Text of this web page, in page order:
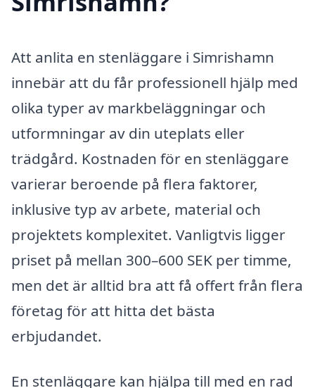
Att anlita en stenläggare i Simrishamn
innebär att du får professionell hjälp med
olika typer av markbeläggningar och
utformningar av din uteplats eller
trädgård. Kostnaden för en stenläggare
varierar beroende på flera faktorer,
inklusive typ av arbete, material och
projektets komplexitet. Vanligtvis ligger
priset på mellan 300–600 SEK per timme,
men det är alltid bra att få offert från flera
företag för att hitta det bästa
erbjudandet.
En stenläggare kan hjälpa till med en rad